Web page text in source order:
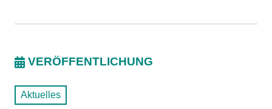
VERÖFFENTLICHUNG
Aktuelles